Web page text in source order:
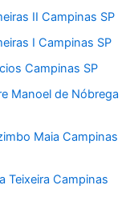
II Campinas SP
I Campinas SP
Campinas SP
Manoel de Nóbrega
Maia Campinas
Teixeira Campinas